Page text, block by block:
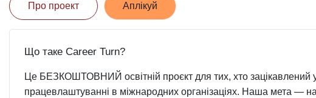
Про проект Аплікуй
Що таке Career Turn?
Це БЕЗКОШТОВНИЙ освітній проєкт для тих, хто зацікавлений у
працевлаштуванні в міжнародних організаціях. Наша мета —